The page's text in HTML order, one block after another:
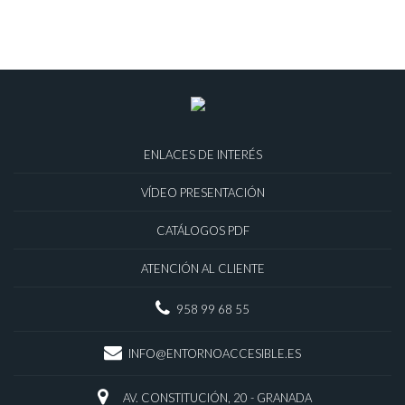
ENLACES DE INTERÉS
VÍDEO PRESENTACIÓN
CATÁLOGOS PDF
ATENCIÓN AL CLIENTE
958 99 68 55
INFO@ENTORNOACCESIBLE.ES
AV. CONSTITUCIÓN, 20 - GRANADA